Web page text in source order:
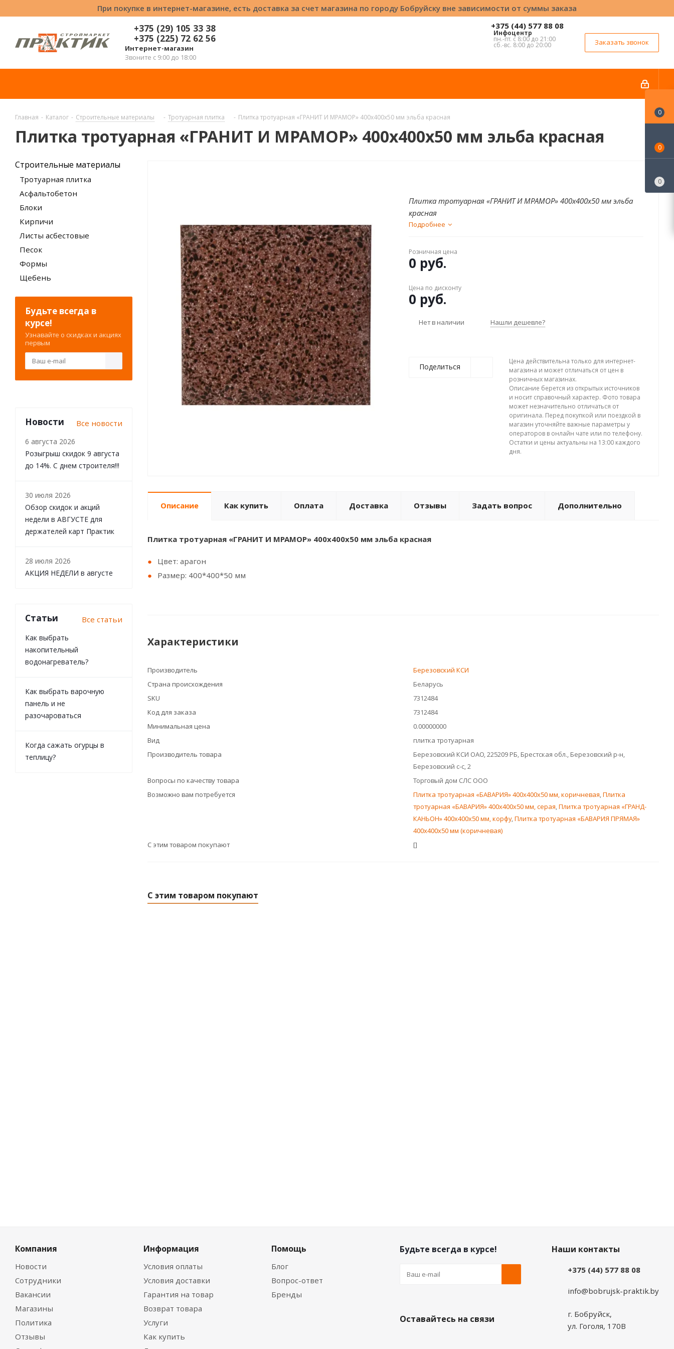
При покупке в интернет-магазине, есть доставка за счет магазина по городу Бобруйску вне зависимости от суммы заказа
+375 (29) 105 33 38
+375 (225) 72 62 56
Интернет-магазин
Звоните с 9:00 до 18:00
+375 (44) 577 88 08
Инфоцентр
пн.-пт. с 8:00 до 21:00
сб.-вс. 8:00 до 20:00 Заказать звонок
Главная - Каталог - Строительные материалы - Тротуарная плитка - Плитка тротуарная «ГРАНИТ И МРАМОР» 400x400x50 мм эльба красная
Плитка тротуарная «ГРАНИТ И МРАМОР» 400x400x50 мм эльба красная
Плитка тротуарная «ГРАНИТ И МРАМОР» 400x400x50 мм эльба
красная
Подробнее
Розничная цена
0 руб.
Цена по дисконту
0 руб.
Нет в наличии Нашли дешевле?
Поделиться
Цена действительна только для интернет-
магазина и может отличаться от цен в
розничных магазинах.
Описание берется из открытых источников
и носит справочный характер. Фото товара
может незначительно отличаться от
оригинала. Перед покупкой или поездкой в
магазин уточняйте важные параметры у
операторов в онлайн чате или по телефону.
Остатки и цены актуальны на 13:00 каждого
дня.
Описание Как купить Оплата Доставка Отзывы Задать вопрос Дополнительно
Плитка тротуарная «ГРАНИТ И МРАМОР» 400x400x50 мм эльба красная
Цвет: арагон
Размер: 400*400*50 мм
Характеристики
Производитель
Березовский КСИ
Страна происхождения
Беларусь
SKU
7312484
Код для заказа
7312484
Минимальная цена
0.00000000
Вид
плитка тротуарная
Производитель товара
Березовский КСИ ОАО, 225209 РБ, Брестская обл., Березовский р-н,
Березовский с-с, 2
Вопросы по качеству товара
Торговый дом СЛС ООО
Возможно вам потребуется
Плитка тротуарная «БАВАРИЯ» 400x400x50 мм, коричневая,Плитка
тротуарная «БАВАРИЯ» 400x400x50 мм, серая,Плитка тротуарная «ГРАНД-
КАНЬОН» 400x400x50 мм, корфу,Плитка тротуарная «БАВАРИЯ ПРЯМАЯ»
400x400x50 мм (коричневая)
С этим товаром покупают
[]
С этим товаром покупают
Строительные материалы
Тротуарная плитка
Асфальтобетон
Блоки
Кирпичи
Листы асбестовые
Песок
Формы
Щебень
Будьте всегда в
курсе!
Узнавайте о скидках и акциях
первым
Новости Все новости
6 августа 2026
Розыгрыш скидок 9 августа
до 14%. С днем строителя!!!
30 июля 2026
Обзор скидок и акций
недели в АВГУСТЕ для
держателей карт Практик
28 июля 2026
АКЦИЯ НЕДЕЛИ в августе
Статьи Все статьи
Как выбрать
накопительный
водонагреватель?
Как выбрать варочную
панель и не
разочароваться
Когда сажать огурцы в
теплицу?
Компания
Новости
Сотрудники
Вакансии
Магазины
Политика
Отзывы
Информация
Условия оплаты
Условия доставки
Гарантия на товар
Возврат товара
Услуги
Как купить
Помощь
Блог
Вопрос-ответ
Бренды
Будьте всегда в курсе!
Оставайтесь на связи
Наши контакты
+375 (44) 577 88 08
info@bobrujsk-praktik.by
г. Бобруйск,
ул. Гоголя, 170В
0
0
0